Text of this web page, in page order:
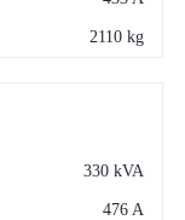
2110 kg
330 kVA
476 A